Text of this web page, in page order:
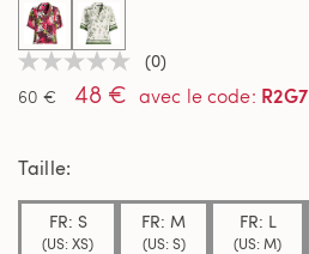
Aucune
valeur
de
sur
même
page.
(0)
60 €
48 € avec le code: R2G7
selected
Taille
FR: S
(US: XS)
FR: M
(US: S)
FR: L
(US: M)